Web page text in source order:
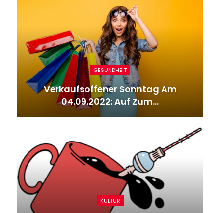
SPORT
Heidenheims Wundersame
Europareise Endet: Kleiner Verein,…
SPORT